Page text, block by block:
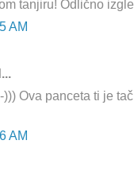
tanjiru! Odlično
AM
Ova panceta ti je
AM